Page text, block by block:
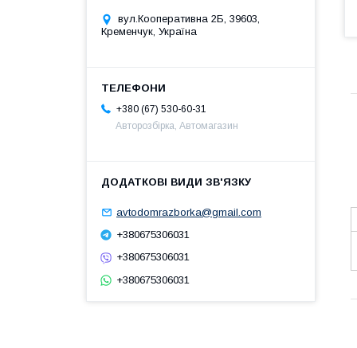
вул.Кооперативна 2Б, 39603,
Кременчук, Україна
+380 (67) 530-60-31
Авторозбірка, Автомагазин
avtodomrazborka@gmail.com
+380675306031
+380675306031
+380675306031